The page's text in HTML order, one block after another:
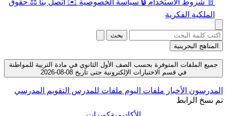
📄 شروط الاستخدام 🔒 سياسة الخصوصية ✉️ اتصل بنا ⚖️ حقوق
الملكية الفكرية
بحث
المناهج البحرينية
جميع الملفات المتوفرة بحسب الصف الأول الثانوي في مادة التربية للمواطنة
في قسم الاختبارات الإلكترونية حتى تاريخ 08-08-2026
المدرسون الأخبار ملفات اليوم ملفات للمدرس التقويم المدرسي
تم نسخ الرابط